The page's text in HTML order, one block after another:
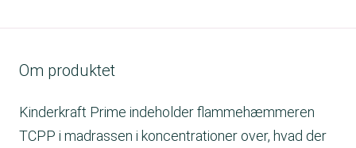
Om produktet
Kinderkraft Prime indeholder flammehæmmeren
TCPP i madrassen i koncentrationer over, hvad der